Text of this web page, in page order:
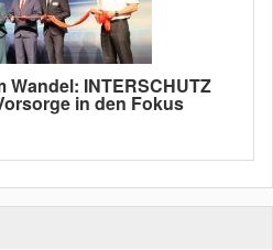
INTERSCHUTZ
in den Fokus